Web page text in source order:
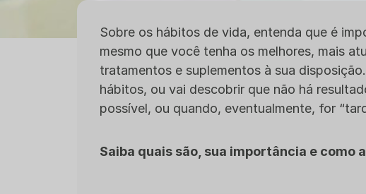
Sobre os hábitos de vida, entenda que é
mesmo que você tenha os melhores, mais
tratamentos e suplementos à sua
hábitos, ou vai descobrir que não há
possível, ou quando, eventualmente, for
Saiba quais são, sua importância e como